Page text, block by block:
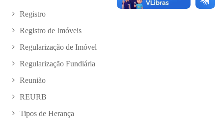
Registro
Registro de Imóveis
Regularização de Imóvel
Regularização Fundiária
Reunião
REURB
Tipos de Herança